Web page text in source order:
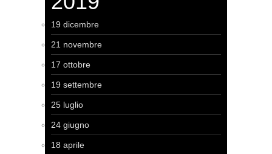
19 dicembre
21 novembre
17 ottobre
19 settembre
25 luglio
24 giugno
18 aprile